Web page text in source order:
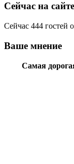
Сейчас на сайте
Сейчас 444 гостей
Ваше мнение
Самая